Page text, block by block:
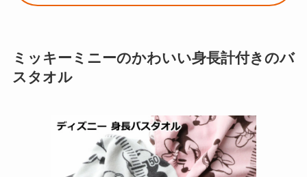
ミッキーミニーのかわいい身長計付きのバ
スタオル